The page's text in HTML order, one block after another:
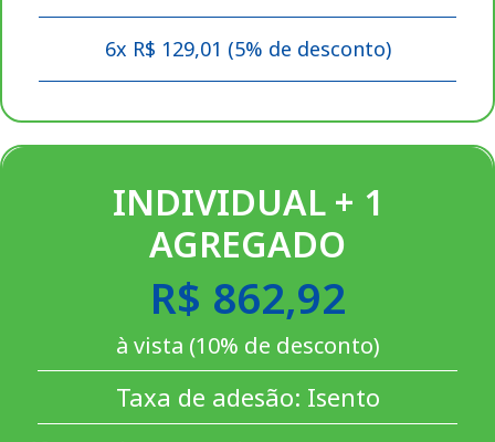
6x R$ 129,01 (5% de desconto)
INDIVIDUAL + 1
AGREGADO
R$ 862,92
à vista (10% de desconto)
Taxa de adesão: Isento